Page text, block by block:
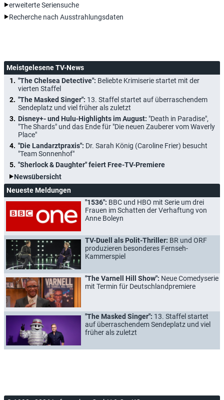
erweiterte Seriensuche
Recherche nach Ausstrahlungsdaten
Meistgelesene TV-News
"The Chelsea Detective": Beliebte Krimiserie startet mit der
vierten Staffel
"The Masked Singer": 13. Staffel startet auf überraschendem
Sendeplatz und viel früher als zuletzt
Disney+- und Hulu-Highlights im August: "Death in Paradise",
"The Shards" und das Ende für "Die neuen Zauberer vom Waverly
Place"
"Die Landarztpraxis": Dr. Sarah König (Caroline Frier) besucht
"Team Sonnenhof"
"Sherlock & Daughter" feiert Free-TV-Premiere
Newsübersicht
Neueste Meldungen
"1536": BBC und HBO mit Serie um drei
Frauen im Schatten der Verhaftung von
Anne Boleyn
TV-Duell als Polit-Thriller: BR und ORF
produzieren besonderes Fernseh-
Kammerspiel
"The Varnell Hill Show": Neue Comedyserie
mit Termin für Deutschlandpremiere
"The Masked Singer": 13. Staffel startet
auf überraschendem Sendeplatz und viel
früher als zuletzt